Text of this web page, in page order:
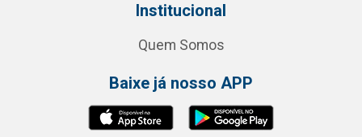
Institucional
Quem Somos
Baixe já nosso APP